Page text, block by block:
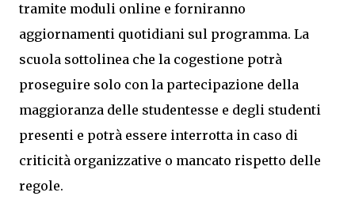
tramite moduli online e forniranno
aggiornamenti quotidiani sul programma. La
scuola sottolinea che la cogestione potrà
proseguire solo con la partecipazione della
maggioranza delle studentesse e degli studenti
presenti e potrà essere interrotta in caso di
criticità organizzative o mancato rispetto delle
regole.